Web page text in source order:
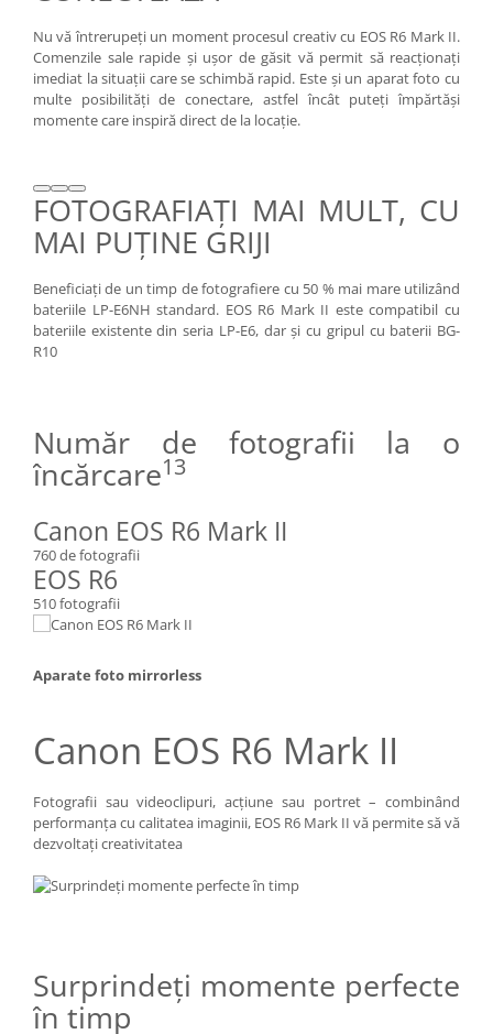
Nu vă întrerupeţi un moment procesul creativ cu EOS R6 Mark II.
Comenzile sale rapide şi uşor de găsit vă permit să reacţionaţi
imediat la situaţii care se schimbă rapid. Este şi un aparat foto cu
multe posibilităţi de conectare, astfel încât puteţi împărtăşi
momente care inspiră direct de la locaţie.
FOTOGRAFIAŢI MAI MULT, CU
MAI PUŢINE GRIJI
Beneficiaţi de un timp de fotografiere cu 50 % mai mare utilizând
bateriile LP-E6NH standard. EOS R6 Mark II este compatibil cu
bateriile existente din seria LP-E6, dar şi cu gripul cu baterii BG-
R10
Număr de fotografii la o
încărcare13
Canon EOS R6 Mark II
760 de fotografii
EOS R6
510 fotografii
Aparate foto mirrorless
Canon EOS R6 Mark II
Fotografii sau videoclipuri, acţiune sau portret – combinând
performanţa cu calitatea imaginii, EOS R6 Mark II vă permite să vă
dezvoltaţi creativitatea
Surprindeţi momente perfecte
în timp